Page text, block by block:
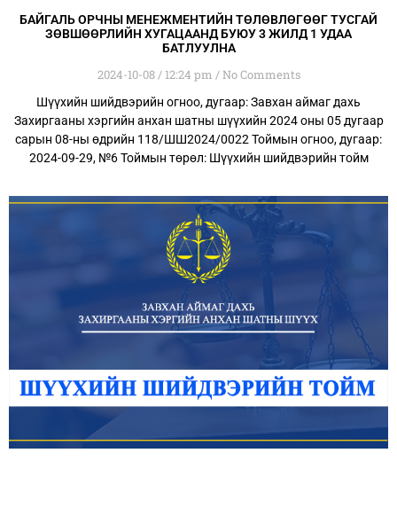
БАЙГАЛЬ ОРЧНЫ МЕНЕЖМЕНТИЙН ТӨЛӨВЛӨГӨӨГ ТУСГАЙ
ЗӨВШӨӨРЛИЙН ХУГАЦААНД БУЮУ 3 ЖИЛД 1 УДАА
БАТЛУУЛНА
2024-10-08 12:24 pm No Comments
Шүүхийн шийдвэрийн огноо, дугаар: Завхан аймаг дахь
Захиргааны хэргийн анхан шатны шүүхийн 2024 оны 05 дугаар
сарын 08-ны өдрийн 118/ШШ2024/0022 Тоймын огноо, дугаар:
2024-09-29, №6 Тоймын төрөл: Шүүхийн шийдвэрийн тойм